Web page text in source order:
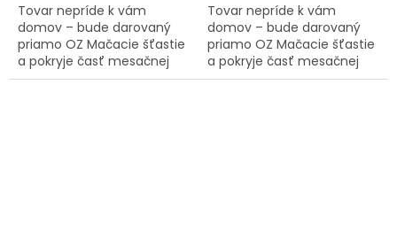
Tovar nepríde k vám
domov – bude darovaný
priamo OZ Mačacie šťastie
a pokryje časť mesačnej
spotreby krmiva pre
Tovar nepríde k vám
domov – bude darovaný
priamo OZ Mačacie šťastie
a pokryje časť mesačnej
spotreby krmiva pre